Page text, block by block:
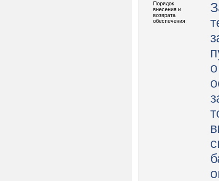
Порядок
внесения и
возврата
обеспечения: